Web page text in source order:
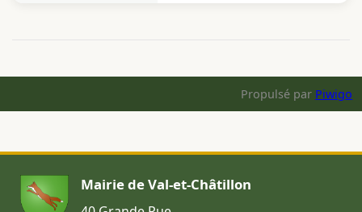
Propulsé par Piwigo
Mairie de Val-et-Châtillon